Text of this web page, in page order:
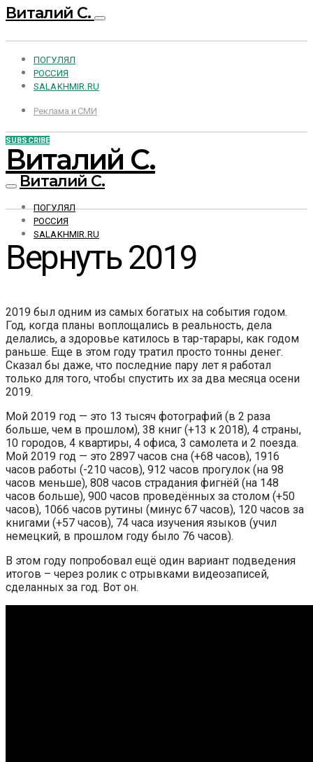
Виталий С.
ПОГУЛЯЛ
РОССИЯ
SALAKHMIR.RU
Реклама и СМИ
SUBSCRIBE
Виталий С.
Виталий С.
ПОГУЛЯЛ
РОССИЯ
SALAKHMIR.RU
Вернуть 2019
2019 был одним из самых богатых на события годом.
Год, когда планы воплощались в реальность, дела
делались, а здоровье катилось в тар-тарары, как годом
раньше. Еще в этом году тратил просто тонны денег.
Сказал бы даже, что последние пару лет я работал
только для того, чтобы спустить их за два месяца осени
2019.
Мой 2019 год — это 13 тысяч фотографий (в 2 раза
больше, чем в прошлом), 38 книг (+13 к 2018), 4 страны,
10 городов, 4 квартиры, 4 офиса, 3 самолета и 2 поезда.
Мой 2019 год — это 2897 часов сна (+68 часов), 1916
часов работы (-210 часов), 912 часов прогулок (на 98
часов меньше), 808 часов страдания фигнёй (на 148
часов больше), 900 часов проведённых за столом (+50
часов), 1066 часов рутины (минус 67 часов), 120 часов за
книгами (+57 часов), 74 часа изучения языков (учил
немецкий, в прошлом году было 76 часов).
В этом году попробовал ещё один вариант подведения
итогов – через ролик с отрывками видеозаписей,
сделанных за год. Вот он.